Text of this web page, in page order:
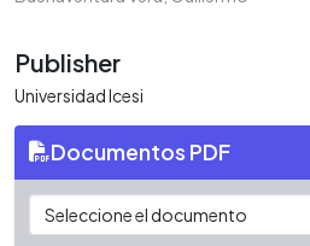
Publisher
Universidad Icesi
Documentos PDF